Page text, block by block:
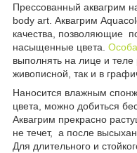
Прессованный аквагрим
body art. Аквагрим
качества, позволяющие
насыщенные цвета.
выполнять на лице и
живописной, так и в
Наносится влажным
цвета, можно добиться
Аквагрим прекрасно
не течет, а после
Для длительного и